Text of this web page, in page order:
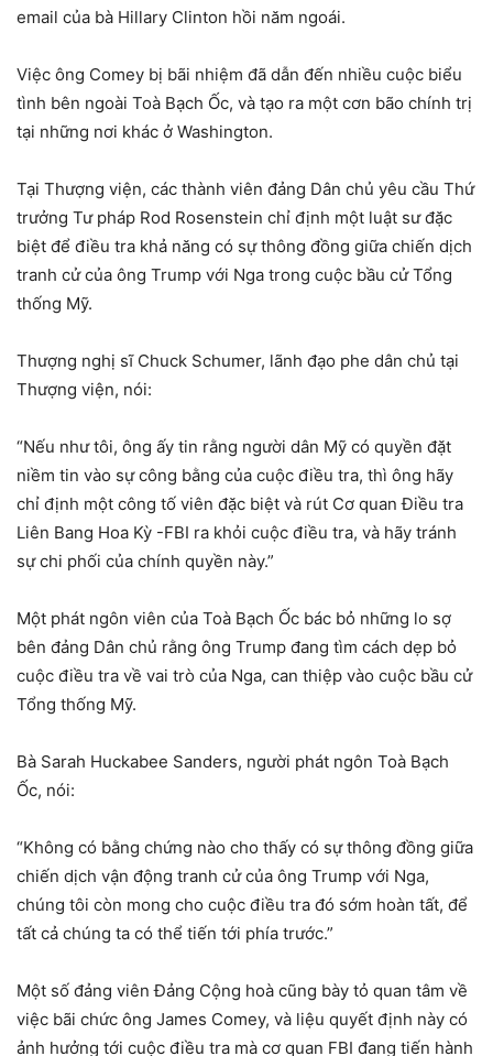
email của bà Hillary Clinton hồi năm ngoái.
Việc ông Comey bị bãi nhiệm đã dẫn đến nhiều cuộc biểu
tình bên ngoài Toà Bạch Ốc, và tạo ra một cơn bão chính trị
tại những nơi khác ở Washington.
Tại Thượng viện, các thành viên đảng Dân chủ yêu cầu Thứ
trưởng Tư pháp Rod Rosenstein chỉ định một luật sư đặc
biệt để điều tra khả năng có sự thông đồng giữa chiến dịch
tranh cử của ông Trump với Nga trong cuộc bầu cử Tổng
thống Mỹ.
Thượng nghị sĩ Chuck Schumer, lãnh đạo phe dân chủ tại
Thượng viện, nói:
“Nếu như tôi, ông ấy tin rằng người dân Mỹ có quyền đặt
niềm tin vào sự công bằng của cuộc điều tra, thì ông hãy
chỉ định một công tố viên đặc biệt và rút Cơ quan Điều tra
Liên Bang Hoa Kỳ -FBI ra khỏi cuộc điều tra, và hãy tránh
sự chi phối của chính quyền này.”
Một phát ngôn viên của Toà Bạch Ốc bác bỏ những lo sợ
bên đảng Dân chủ rằng ông Trump đang tìm cách dẹp bỏ
cuộc điều tra về vai trò của Nga, can thiệp vào cuộc bầu cử
Tổng thống Mỹ.
Bà Sarah Huckabee Sanders, người phát ngôn Toà Bạch
Ốc, nói:
“Không có bằng chứng nào cho thấy có sự thông đồng giữa
chiến dịch vận động tranh cử của ông Trump với Nga,
chúng tôi còn mong cho cuộc điều tra đó sớm hoàn tất, để
tất cả chúng ta có thể tiến tới phía trước.”
Một số đảng viên Đảng Cộng hoà cũng bày tỏ quan tâm về
việc bãi chức ông James Comey, và liệu quyết định này có
ảnh hưởng tới cuộc điều tra mà cơ quan FBI đang tiến hành